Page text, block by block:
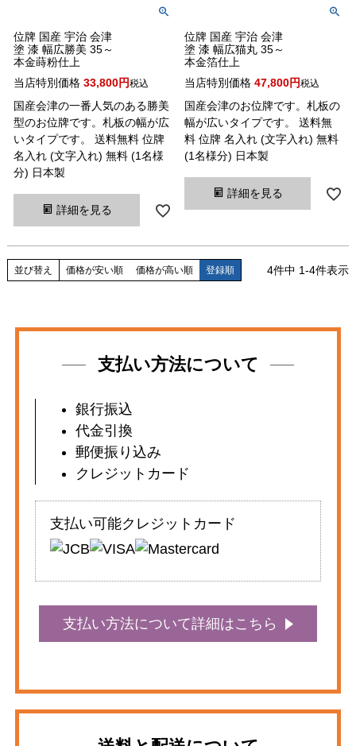
位牌 国産 宇治 会津
塗 漆 幅広勝美 35～
本金蒔粉仕上
当店特別価格 33,800 税込
国産会津の一番人気のある勝美
型のお位牌です。札板の幅が広
いタイプです。 送料無料 位牌
名入れ (文字入れ) 無料 (1名様
分) 日本製
詳細を見る
位牌 国産 宇治 会津
塗 漆 幅広猫丸 35～
本金箔仕上
当店特別価格 47,800 税込
国産会津のお位牌です。札板の
幅が広いタイプです。 送料無
料 位牌 名入れ (文字入れ) 無料
(1名様分) 日本製
詳細を見る
並び替え 価格が安い順 価格が高い順 登録順 4件中 1-4件表示
支払い方法について
銀行振込
代金引換
郵便振り込み
クレジットカード
支払い可能クレジットカード
支払い方法について詳細はこちら